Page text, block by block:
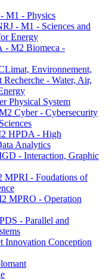
M1 - Physics
- M1 - Sciences and
Energy
M2 Biomeca -
Environnement,
Recherche - Water, Air,
Physical System
Cyber - Cybersecurity
HPDA - High
Analytics
- Interaction, Graphic
MPRI - Foudations of
MPRO - Operation
- Parallel and
Innovation Conception